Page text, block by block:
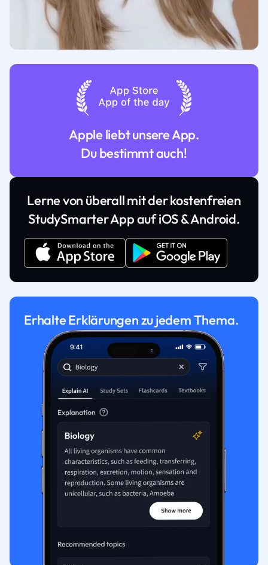
Apple liebt unsere App.
Du bestimmt auch!
Lerne von überall mit der kostenfreien
StudySmarter App auf iOS & Android.
Erhalte Erklärungen zu jedem Thema.